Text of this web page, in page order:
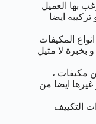
بها العميل
ايضا
المكيفات
بخبرة لا مثيل
مكيفات ،
ايضا من
التكييف